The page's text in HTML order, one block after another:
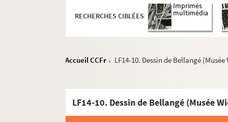
RECHERCHES CIBLÉES
Imprimés
multimédia
Accueil CCFr > LF14-10. Dessin de Bellangé
LF14-10. Dessin de Bellangé (Musée
LF1. Histoire du Nord de Lille
LFK-1. Théâtre de Lille, mémoires,
LF6. Biographie lilloise
LF7. Gouverneurs de Lille 1, XIVe et XVe